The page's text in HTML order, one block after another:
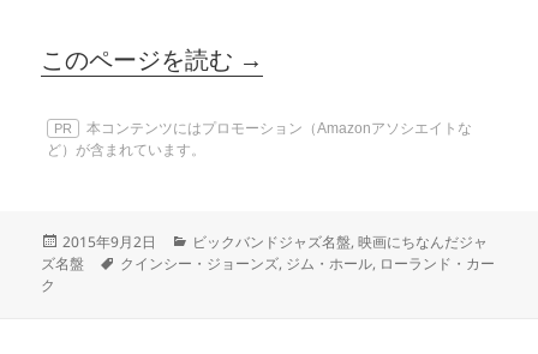
このページを読む →
PR
本コンテンツにはプロモーション（Amazonアソシエイトな
ど）が含まれています。
投
稿
2015年9月2日
カ
テ
ビックバンドジャズ名盤,映画にちなんだジャ
ズ名盤
タ
クインシー・ジョーンズ, ジム・ホール, ローランド・カー
ク